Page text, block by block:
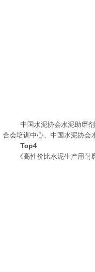
中国水泥协会水泥助磨剂分
合会培训中心、中国水泥协会
Top4
《高性价比水泥生产用